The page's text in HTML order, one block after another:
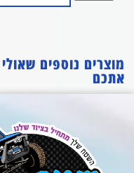
מוצרים נוספים שאולי
אתכם